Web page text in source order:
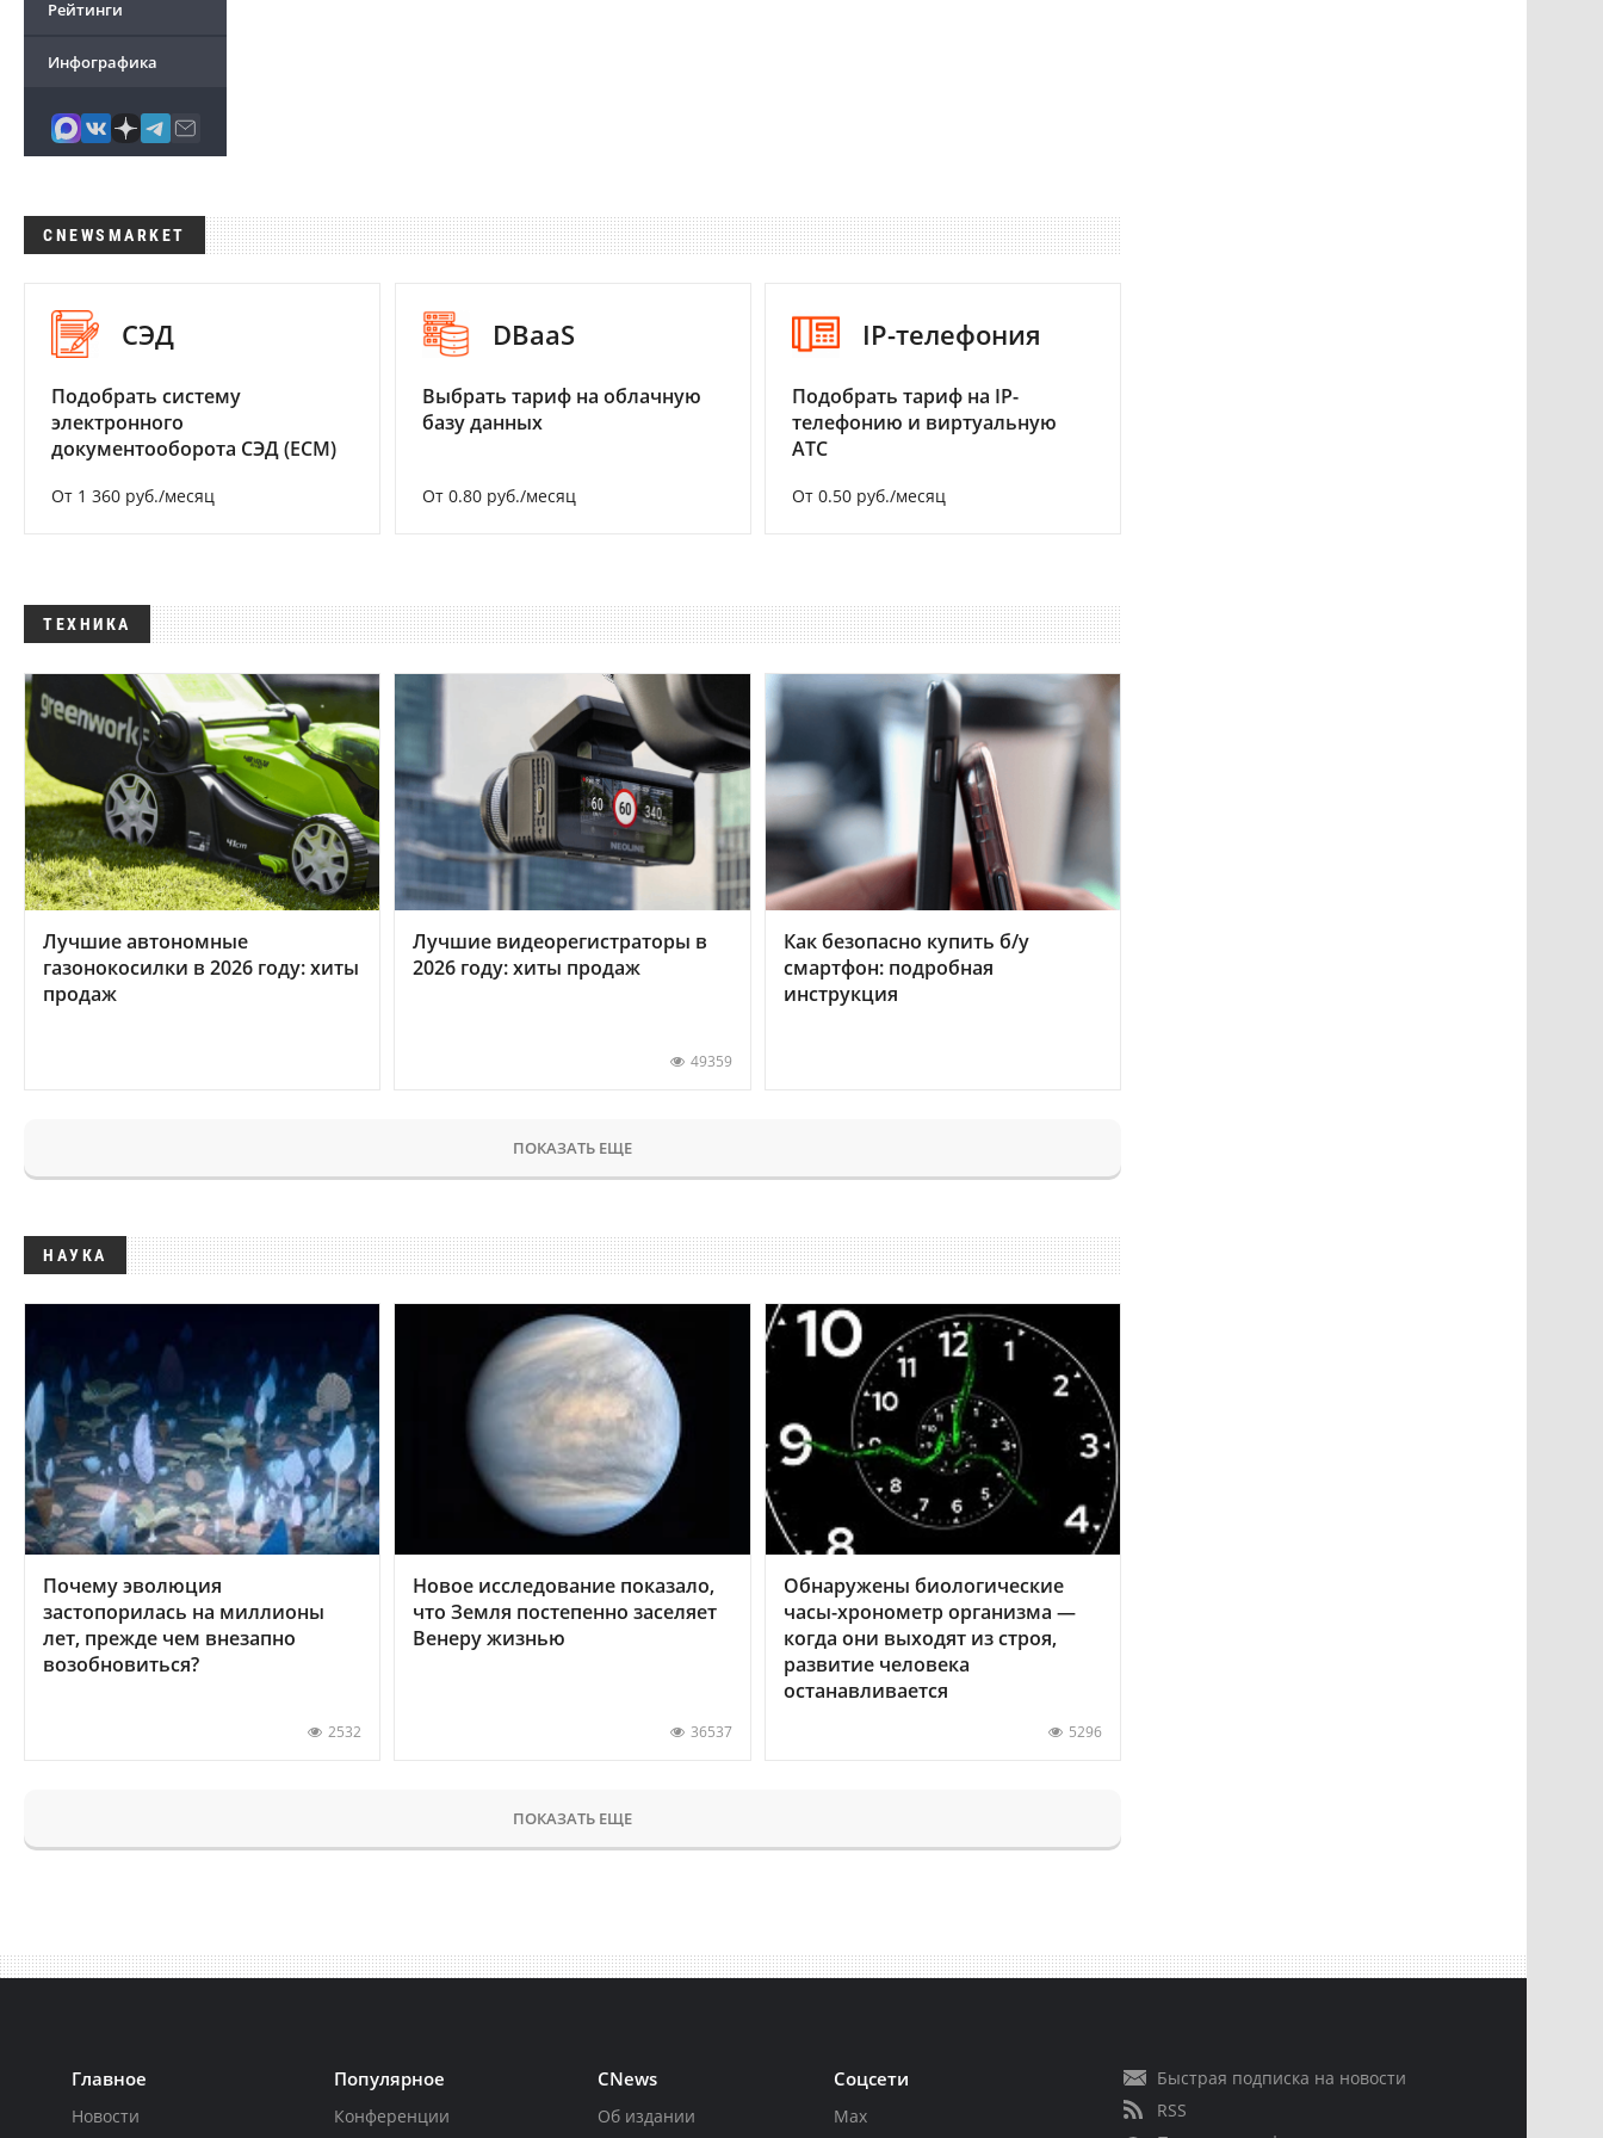
Рейтинги
Инфографика
CNEWSMARKET
СЭД
Подобрать систему
электронного
документооборота СЭД (ECM)
От 1 360 руб./месяц
DBaaS
Выбрать тариф на облачную
базу данных
От 0.80 руб./месяц
IP-телефония
Подобрать тариф на IP-
телефонию и виртуальную
АТС
От 0.50 руб./месяц
ТЕХНИКА
Лучшие автономные
газонокосилки в 2026 году: хиты
продаж
Лучшие видеорегистраторы в
2026 году: хиты продаж
49359
Как безопасно купить б/у
смартфон: подробная
инструкция
ПОКАЗАТЬ ЕЩЕ
НАУКА
Почему эволюция
застопорилась на миллионы
лет, прежде чем внезапно
возобновиться?
2532
Новое исследование показало,
что Земля постепенно заселяет
Венеру жизнью
36537
Обнаружены биологические
часы-хронометр организма —
когда они выходят из строя,
развитие человека
останавливается
5296
ПОКАЗАТЬ ЕЩЕ
Главное
Новости
Популярное
Конференции
CNews
Об издании
Соцсети
Max
Быстрая подписка на новости
RSS